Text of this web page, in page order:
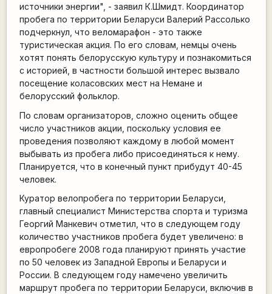
источники энергии", - заявил К.Шмидт. Координатор
пробега по территории Беларуси Валерий Рассолько
подчеркнул, что веломарафон - это также
туристическая акция. По его словам, немцы очень
хотят понять белорусскую культуру и познакомиться
с историей, в частности большой интерес вызвало
посещение коласовских мест на Немане и
белорусский фольклор.
По словам организаторов, сложно оценить общее
число участников акции, поскольку условия ее
проведения позволяют каждому в любой момент
выбывать из пробега либо присоединяться к нему.
Планируется, что в конечный пункт прибудут 40-45
человек.
Куратор велопробега по территории Беларуси,
главный специалист Министерства спорта и туризма
Георгий Манкевич отметил, что в следующем году
количество участников пробега будет увеличено: в
европробеге 2008 года планируют принять участие
по 50 человек из Западной Европы и Беларуси и
России. В следующем году намечено увеличить
маршрут пробега по территории Беларуси, включив в